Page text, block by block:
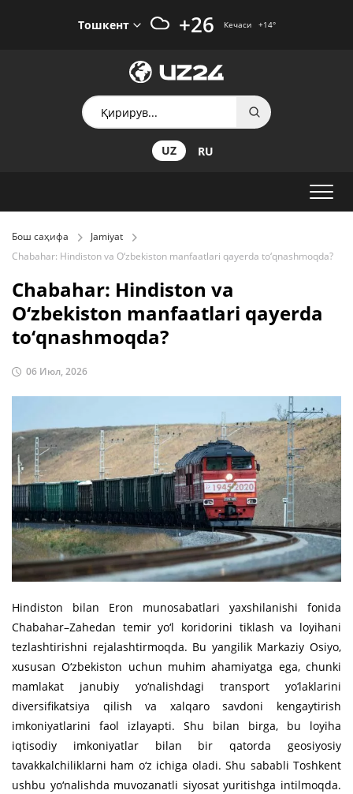
Тошкент +26 Кечаси +14°
UZ RU
Бош саҳифа
Jamiyat
Chabahar: Hindiston va O‘zbekiston manfaatlari qayerda to‘qnashmoqda?
Chabahar: Hindiston va
O‘zbekiston manfaatlari qayerda
to‘qnashmoqda?
06 Июл, 2026
Hindiston bilan Eron munosabatlari yaxshilanishi fonida
Chabahar–Zahedan temir yo‘l koridorini tiklash va loyihani
tezlashtirishni rejalashtirmoqda. Bu yangilik Markaziy Osiyo,
xususan O‘zbekiston uchun muhim ahamiyatga ega, chunki
mamlakat janubiy yo‘nalishdagi transport yo‘laklarini
diversifikatsiya qilish va xalqaro savdoni kengaytirish
imkoniyatlarini faol izlayapti. Shu bilan birga, bu loyiha
iqtisodiy imkoniyatlar bilan bir qatorda geosiyosiy
tavakkalchiliklarni ham o‘z ichiga oladi. Shu sababli Toshkent
ushbu yo‘nalishda muvozanatli siyosat yuritishga intilmoqda.